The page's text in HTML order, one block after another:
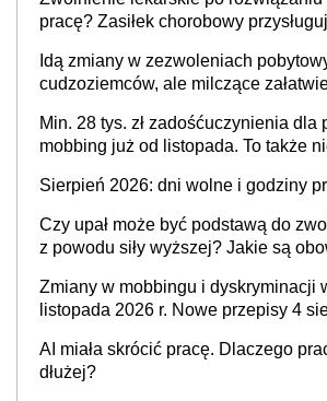
pracę? Zasiłek chorobowy
stosunku pracy
Idą zmiany w zezwoleniach
cudzoziemców, ale milczące
Min. 28 tys. zł zadośćuczynienia dla
mobbing już od listopada. To także
Sierpień 2026: dni wolne i godziny
Czy upał może być podstawą do
z powodu siły wyższej? Jakie są
Zmiany w mobbingu i dyskryminacji
listopada 2026 r. Nowe przepisy 4
AI miała skrócić pracę. Dlaczego
dłużej?